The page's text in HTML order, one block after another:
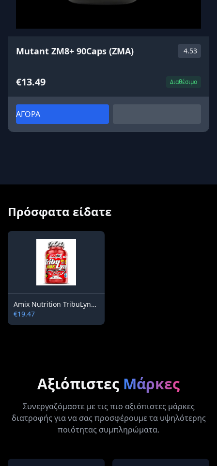
Mutant ZM8+ 90Caps (ZMA) 4.53
€13.49 Διαθέσιμο
ΑΓΟΡΑ
Πρόσφατα είδατε
Amix Nutrition TribuLyn™ Max 90% / 750 mg / 90 capsules
€19.47
Αξιόπιστες Μάρκες
Συνεργαζόμαστε με τις πιο αξιόπιστες μάρκες
διατροφής για να σας προσφέρουμε τα υψηλότερης
ποιότητας συμπληρώματα.